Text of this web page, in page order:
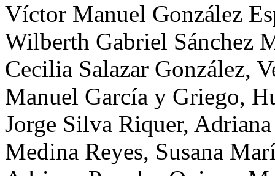
Víctor Manuel González
Wilberth Gabriel Sánchez
Cecilia Salazar González,
Manuel García y Griego,
Jorge Silva Riquer,
Medina Reyes, Susana